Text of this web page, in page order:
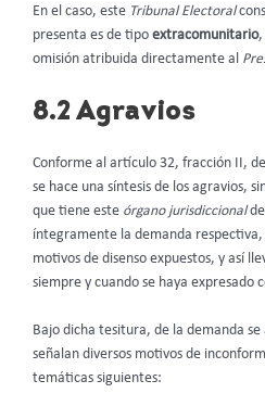
En el caso, este Tribunal Electoral
presenta es de tipo extracomunitario,
omisión atribuida directamente al
8.2 Agravios
Conforme al artículo 32, fracción II,
se hace una síntesis de los agravios,
que tiene este órgano jurisdiccional
íntegramente la demanda
motivos de disenso expuestos, y así
siempre y cuando se haya expresado
Bajo dicha tesitura, de la demanda
señalan diversos motivos de
temáticas siguientes: